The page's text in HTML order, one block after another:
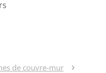
de couvre-mur